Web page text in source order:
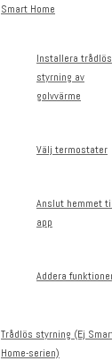
Smart Home
Installera trådlös
styrning av
golvvärme
Välj termostater
Anslut hemmet
app
Addera
Trådlös styrning (Ej
Home-serien)